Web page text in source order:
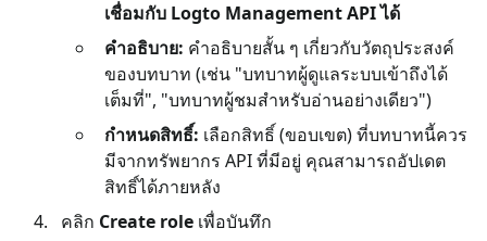
เชื่อมกับ Logto Management API ได้
คำอธิบาย: คำอธิบายสั้น ๆ เกี่ยวกับวัตถุประสงค์
ของบทบาท (เช่น "บทบาทผู้ดูแลระบบเข้าถึงได้
เต็มที่", "บทบาทผู้ชมสำหรับอ่านอย่างเดียว")
กำหนดสิทธิ์: เลือกสิทธิ์ (ขอบเขต) ที่บทบาทนี้ควร
มีจากทรัพยากร API ที่มีอยู่ คุณสามารถอัปเดต
สิทธิ์ได้ภายหลัง
คลิก Create role เพื่อบันทึก